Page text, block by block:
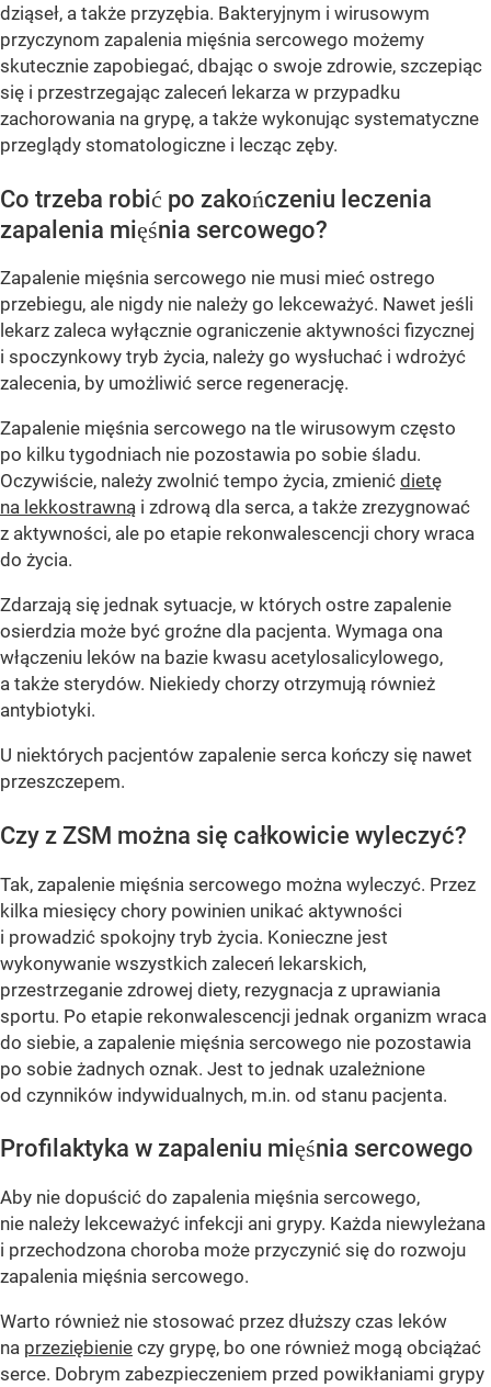
dziąseł, a także przyzębia. Bakteryjnym i wirusowym
przyczynom zapalenia mięśnia sercowego możemy
skutecznie zapobiegać, dbając o swoje zdrowie, szczepiąc
się i przestrzegając zaleceń lekarza w przypadku
zachorowania na grypę, a także wykonując systematyczne
przeglądy stomatologiczne i lecząc zęby.
Co trzeba robić po zakończeniu leczenia
zapalenia mięśnia sercowego?
Zapalenie mięśnia sercowego nie musi mieć ostrego
przebiegu, ale nigdy nie należy go lekceważyć. Nawet jeśli
lekarz zaleca wyłącznie ograniczenie aktywności fizycznej
i spoczynkowy tryb życia, należy go wysłuchać i wdrożyć
zalecenia, by umożliwić serce regenerację.
Zapalenie mięśnia sercowego na tle wirusowym często
po kilku tygodniach nie pozostawia po sobie śladu.
Oczywiście, należy zwolnić tempo życia, zmienić dietę
na lekkostrawną i zdrową dla serca, a także zrezygnować
z aktywności, ale po etapie rekonwalescencji chory wraca
do życia.
Zdarzają się jednak sytuacje, w których ostre zapalenie
osierdzia może być groźne dla pacjenta. Wymaga ona
włączeniu leków na bazie kwasu acetylosalicylowego,
a także sterydów. Niekiedy chorzy otrzymują również
antybiotyki.
U niektórych pacjentów zapalenie serca kończy się nawet
przeszczepem.
Czy z ZSM można się całkowicie wyleczyć?
Tak, zapalenie mięśnia sercowego można wyleczyć. Przez
kilka miesięcy chory powinien unikać aktywności
i prowadzić spokojny tryb życia. Konieczne jest
wykonywanie wszystkich zaleceń lekarskich,
przestrzeganie zdrowej diety, rezygnacja z uprawiania
sportu. Po etapie rekonwalescencji jednak organizm wraca
do siebie, a zapalenie mięśnia sercowego nie pozostawia
po sobie żadnych oznak. Jest to jednak uzależnione
od czynników indywidualnych, m.in. od stanu pacjenta.
Profilaktyka w zapaleniu mięśnia sercowego
Aby nie dopuścić do zapalenia mięśnia sercowego,
nie należy lekceważyć infekcji ani grypy. Każda niewyleżana
i przechodzona choroba może przyczynić się do rozwoju
zapalenia mięśnia sercowego.
Warto również nie stosować przez dłuższy czas leków
na przeziębienie czy grypę, bo one również mogą obciążać
serce. Dobrym zabezpieczeniem przed powikłaniami grypy